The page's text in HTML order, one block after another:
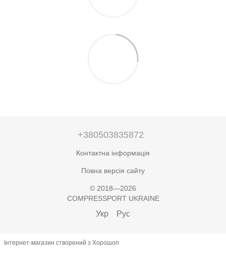
+380503835872
Контактна інформація
Повна версія сайту
© 2018—2026
COMPRESSPORT UKRAINE
Укр Рус
Інтернет-магазин створений з Хорошоп